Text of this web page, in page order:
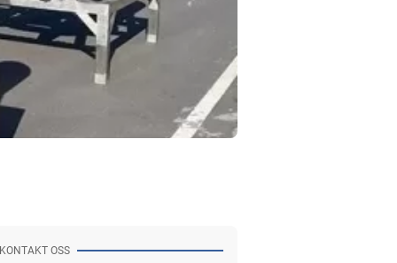
KONTAKT OSS